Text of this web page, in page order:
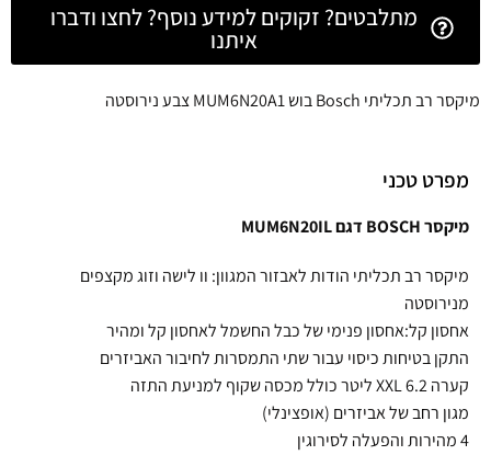
מתלבטים? זקוקים למידע נוסף? לחצו ודברו
איתנו
מיקסר רב תכליתי Bosch בוש MUM6N20A1 צבע נירוסטה
מפרט טכני
מיקסר BOSCH דגם MUM6N20IL
מיקסר רב תכליתי הודות לאבזור המגוון: וו לישה וזוג מקצפים
מנירוסטה
אחסון קל:אחסון פנימי של כבל החשמל לאחסון קל ומהיר
התקן בטיחות כיסוי עבור שתי התמסרות לחיבור האביזרים
קערה XXL 6.2 ליטר כולל מכסה שקוף למניעת התזה
מגון רחב של אביזרים (אופצינלי)
4 מהירות והפעלה לסירוגין